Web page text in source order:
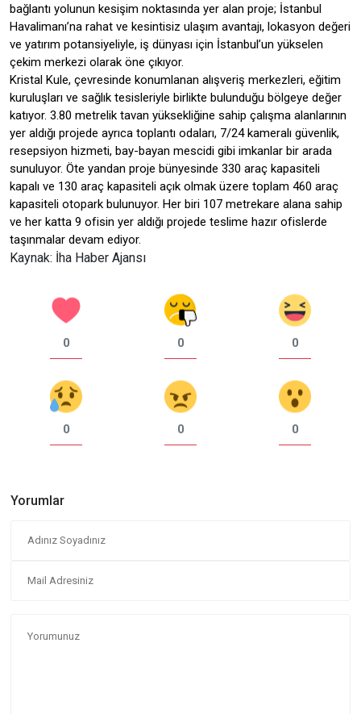
bağlantı yolunun kesişim noktasında yer alan proje; İstanbul
Havalimanı’na rahat ve kesintisiz ulaşım avantajı, lokasyon değeri
ve yatırım potansiyeliyle, iş dünyası için İstanbul’un yükselen
çekim merkezi olarak öne çıkıyor.
Kristal Kule, çevresinde konumlanan alışveriş merkezleri, eğitim
kuruluşları ve sağlık tesisleriyle birlikte bulunduğu bölgeye değer
katıyor. 3.80 metrelik tavan yüksekliğine sahip çalışma alanlarının
yer aldığı projede ayrıca toplantı odaları, 7/24 kameralı güvenlik,
resepsiyon hizmeti, bay-bayan mescidi gibi imkanlar bir arada
sunuluyor. Öte yandan proje bünyesinde 330 araç kapasiteli
kapalı ve 130 araç kapasiteli açık olmak üzere toplam 460 araç
kapasiteli otopark bulunuyor. Her biri 107 metrekare alana sahip
ve her katta 9 ofisin yer aldığı projede teslime hazır ofislerde
taşınmalar devam ediyor.
Kaynak: İha Haber Ajansı
0 0 0
0 0 0
Yorumlar